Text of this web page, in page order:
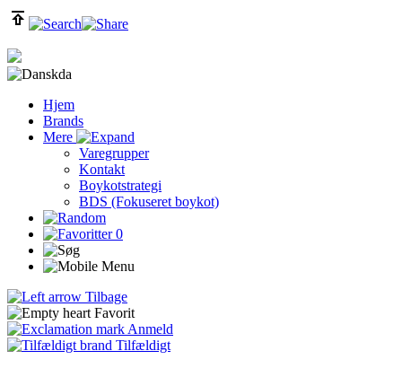
da
Hjem
Brands
Mere
Varegrupper
Kontakt
Boykotstrategi
BDS (Fokuseret boykot)
0
Tilbage
Favorit
Anmeld
Tilfældigt